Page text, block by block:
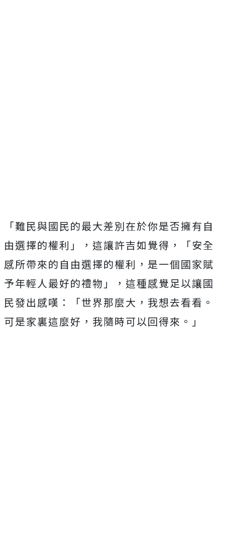
「難民與國民的最大差別在於你是否擁有自
由選擇的權利」，這讓許吉如覺得，「安全
感所帶來的自由選擇的權利，是一個國家賦
予年輕人最好的禮物」，這種感覺足以讓國
民發出感嘆：「世界那麼大，我想去看看。
可是家裏這麼好，我隨時可以回得來。」